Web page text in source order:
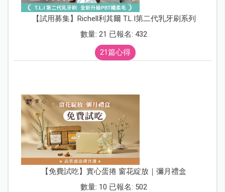
【試用募集】Richell利其爾 T.L.I第二代乳牙刷系列
數量: 21 已報名: 432
21篇心得
【免費試吃】實心蛋捲 窗花綻放｜彌月禮盒
數量: 10 已報名: 502